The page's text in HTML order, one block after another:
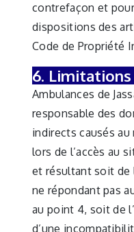
contrefaçon et
dispositions des
Code de Propriété
6.
Ambulances de
responsable des
indirects causés
lors de l’accès au
et résultant soit de
ne répondant pas
au point 4, soit de
d’une